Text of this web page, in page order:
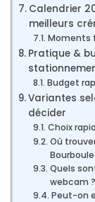
Calendrier
meilleurs
Moments
Pratique &
Budget
Variantes
décider
Choix
Où
Bourboule
Quels
webcam ?
Peut-on